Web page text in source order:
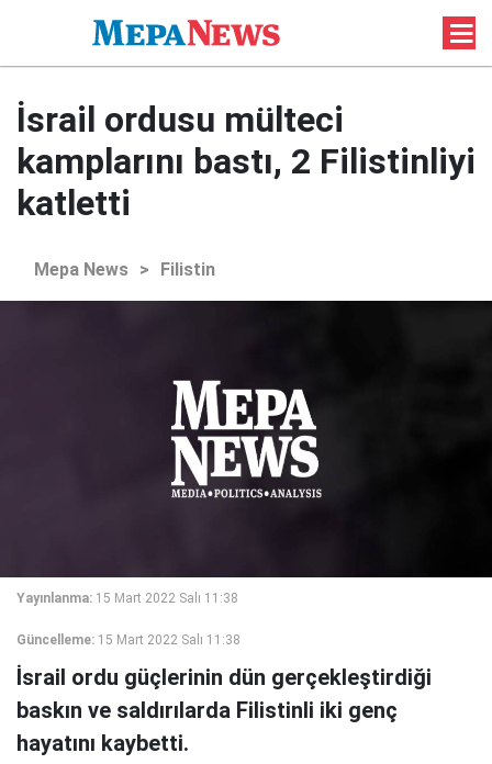
İsrail ordusu mülteci
kamplarını bastı, 2 Filistinliyi
katletti
Mepa News > Filistin
Yayınlanma: 15 Mart 2022 Salı 11:38
Güncelleme: 15 Mart 2022 Salı 11:38
İsrail ordu güçlerinin dün gerçekleştirdiği
baskın ve saldırılarda Filistinli iki genç
hayatını kaybetti.